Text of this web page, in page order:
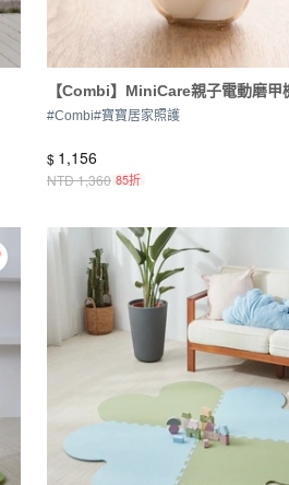
【Combi】MiniCare親子電動磨甲
#Combi#寶寶居家照護
$ 1,156
NTD1,360 85折